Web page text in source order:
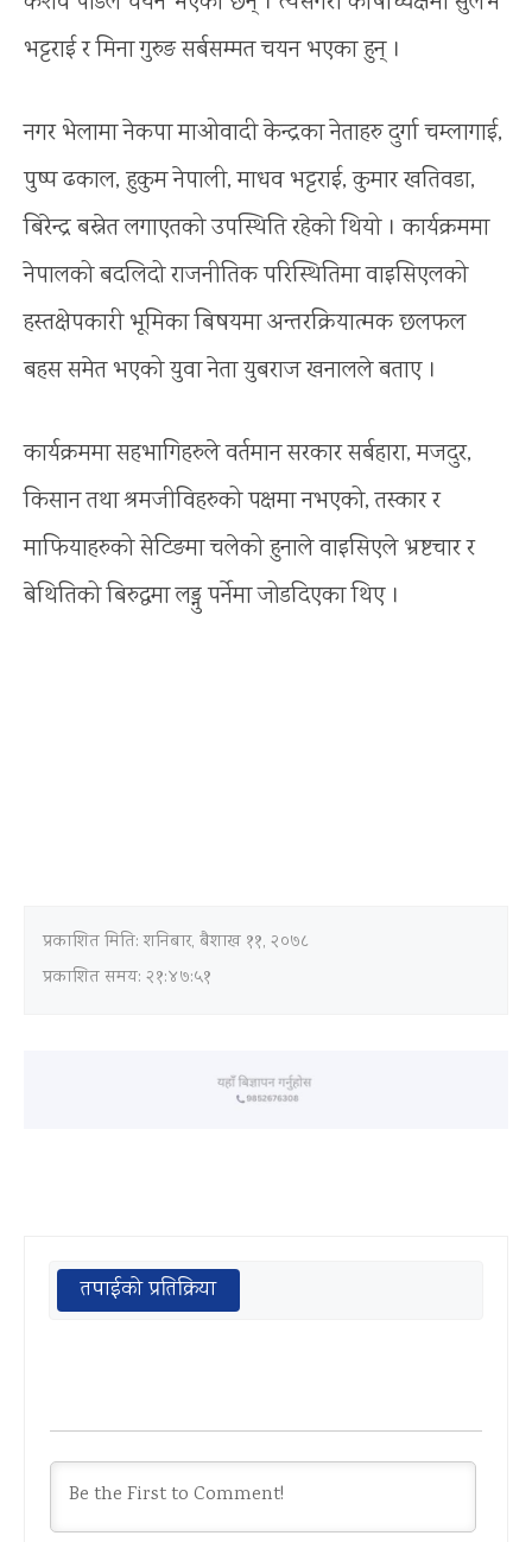
भट्टराई र मिना गुरुङ सर्बसम्मत चयन भएका हुन् ।
नगर भेलामा नेकपा माओवादी केन्द्रका नेताहरु दुर्गा चम्लागाई,
पुष्प ढकाल, हुकुम नेपाली, माधव भट्टराई, कुमार खतिवडा,
बिरेन्द्र बस्नेत लगाएतको उपस्थिति रहेको थियो । कार्यक्रममा
नेपालको बदलिदो राजनीतिक परिस्थितिमा वाइसिएलको
हस्तक्षेपकारी भूमिका बिषयमा अन्तरक्रियात्मक छलफल
बहस समेत भएको युवा नेता युबराज खनालले बताए ।
कार्यक्रममा सहभागिहरुले वर्तमान सरकार सर्बहारा, मजदुर,
किसान तथा श्रमजीविहरुको पक्षमा नभएको, तस्कार र
माफियाहरुको सेटिङमा चलेको हुनाले वाइसिएले भ्रष्टचार र
बेथितिको बिरुद्धमा लड्नु पर्नेमा जोडदिएका थिए ।
प्रकाशित मिति:शनिबार, बैशाख ११, २०७८
प्रकाशित समय: २१:४७:५१
तपाईको प्रतिक्रिया